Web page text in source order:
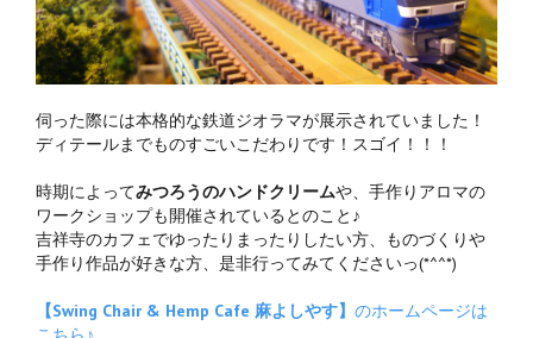
伺った際には本格的な鉄道ジオラマが展示されていました！
ディテールまでものすごいこだわりです！スゴイ！！！
時期によってみつろうのハンドクリームや、手作りアロマの
ワークショップも開催されているとのこと♪
吉祥寺のカフェでゆったりまったりしたい方、ものづくりや
手作り作品が好きな方、是非行ってみてくださいっ(*^^*)
【Swing Chair & Hemp Cafe 麻よしやす】 のホームページは